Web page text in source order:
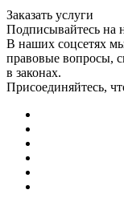
Заказать услуги
Подписывайтесь на
В наших соцсетях
правовые вопросы,
в законах.
Присоединяйтесь,